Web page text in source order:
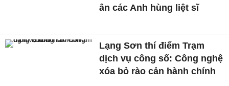
ân các Anh hùng liệt sĩ
Lạng Sơn thí điểm Trạm
dịch vụ công số: Công nghệ
xóa bỏ rào cản hành chính